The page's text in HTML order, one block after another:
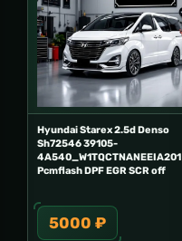
Hyundai Starex 2.5d Denso
Sh72546 39105-
4A540_W1TQCTNANEEIA201
Pcmflash DPF EGR SCR off
5000 ₽